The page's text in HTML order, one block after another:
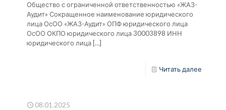
Общество с ограниченной ответственностью «ЖАЗ-
Аудит» Сокращенное наименование юридического
лица ОсОО «ЖАЗ-Аудит» ОПФ юридического лица
ОсОО ОКПО юридического лица 30003898 ИНН
юридического лица […]
Читать далее
08.01.2025